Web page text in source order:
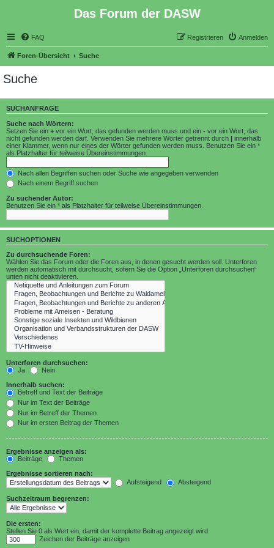
Das Forum der DASW
FAQ Anmelden
Registrieren
Foren-Übersicht Suche
Suche
SUCHANFRAGE
Suche nach Wörtern:
Setzen Sie ein + vor ein Wort, das gefunden werden muss und ein - vor ein Wort, das
nicht gefunden werden darf. Verwenden Sie mehrere Wörter getrennt durch | innerhalb
einer Klammer, wenn nur eines der Wörter gefunden werden muss. Benutzen Sie ein *
als Platzhalter für teilweise Übereinstimmungen.
Nach allen Begriffen suchen oder Suche wie angegeben verwenden
Nach einem Begriff suchen
Zu suchender Autor:
Benutzen Sie ein * als Platzhalter für teilweise Übereinstimmungen.
SUCHOPTIONEN
Zu durchsuchende Foren:
Wählen Sie das Forum oder die Foren aus, in denen gesucht werden soll. Unterforen
werden automatisch mit durchsucht, sofern Sie die Option „Unterforen durchsuchen“
unten nicht deaktivieren.
Unterforen durchsuchen:
Ja
Nein
Innerhalb suchen:
Betreff und Text der Beiträge
Nur im Text der Beiträge
Nur im Betreff der Themen
Nur im ersten Beitrag der Themen
Ergebnisse anzeigen als:
Beiträge
Themen
Ergebnisse sortieren nach:
Aufsteigend
Absteigend
Suchzeitraum begrenzen:
Die ersten:
Stellen Sie 0 als Wert ein, damit der komplette Beitrag angezeigt wird.
Zeichen der Beiträge anzeigen